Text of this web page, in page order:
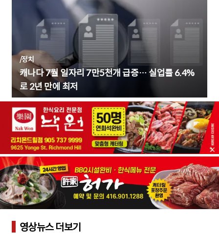
/정치
캐나다 7월 일자리 7만5천개 급증… 실업률 6.4%
로 2년 만에 최저
영상뉴스 더보기